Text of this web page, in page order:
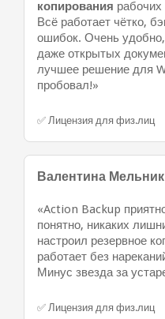
копирования
Всё работает чётко,
ошибок. Очень
даже открытых
лучшее решение для
пробовал!»
✅ Лицензия для физ.лиц
Валентина Мельник
«Action Backup
понятно, никаких
настроил резервное
работает без
Минус звезда за
✅ Лицензия для физ.лиц